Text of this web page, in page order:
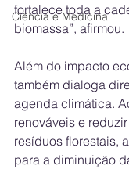
Ciência e Medicina
fortalece toda a
biomassa”, afirmou.
Além do impacto
também dialoga
agenda climática.
renováveis e
resíduos florestais,
para a diminuição